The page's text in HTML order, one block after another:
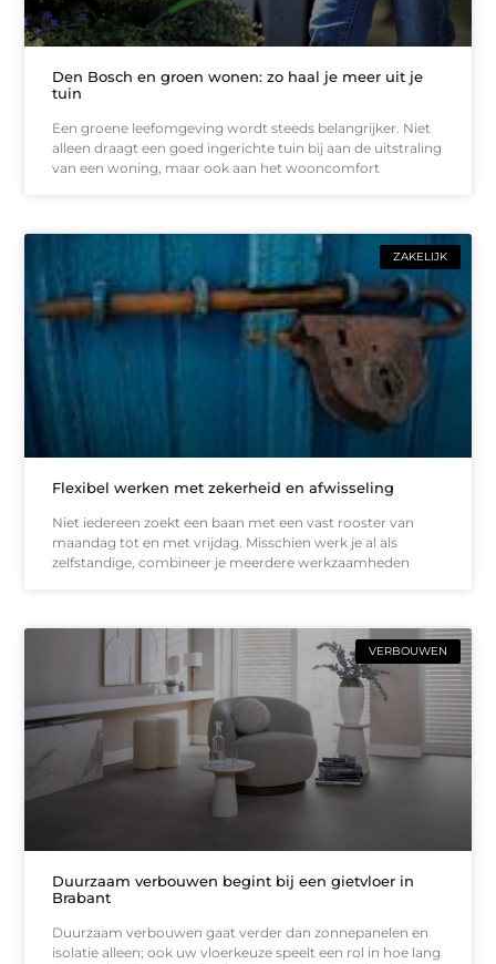
Den Bosch en groen wonen: zo haal je meer uit je
tuin
Een groene leefomgeving wordt steeds belangrijker. Niet
alleen draagt een goed ingerichte tuin bij aan de uitstraling
van een woning, maar ook aan het wooncomfort
ZAKELIJK
Flexibel werken met zekerheid en afwisseling
Niet iedereen zoekt een baan met een vast rooster van
maandag tot en met vrijdag. Misschien werk je al als
zelfstandige, combineer je meerdere werkzaamheden
VERBOUWEN
Duurzaam verbouwen begint bij een gietvloer in
Brabant
Duurzaam verbouwen gaat verder dan zonnepanelen en
isolatie alleen; ook uw vloerkeuze speelt een rol in hoe lang